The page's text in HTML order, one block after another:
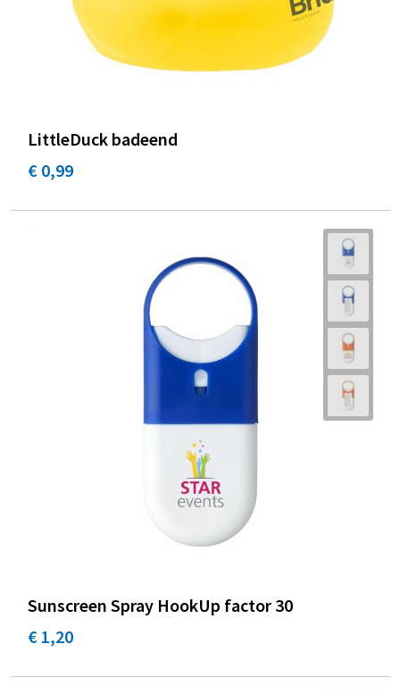
LittleDuck badeend
€ 0,99
Sunscreen Spray HookUp factor 30
€ 1,20